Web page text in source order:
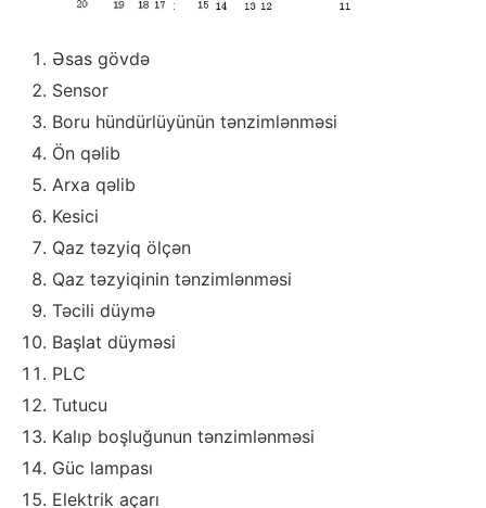
Əsas gövdə
Sensor
Boru hündürlüyünün tənzimlənməsi
Ön qəlib
Arxa qəlib
Kesici
Qaz təzyiq ölçən
Qaz təzyiqinin tənzimlənməsi
Təcili düymə
Başlat düyməsi
PLC
Tutucu
Kalıp boşluğunun tənzimlənməsi
Güc lampası
Elektrik açarı